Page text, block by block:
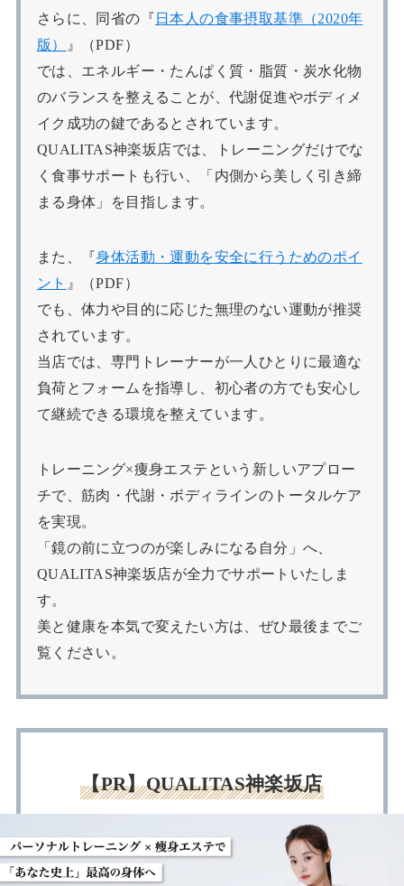
さらに、同省の『 日本人の食事摂取基準（2020年
版）
』（PDF）
では、エネルギー・たんぱく質・脂質・炭水化物
のバランスを整えることが、代謝促進やボディメ
イク成功の鍵であるとされています。
QUALITAS神楽坂店では、トレーニングだけでな
く食事サポートも行い、「内側から美しく引き締
まる身体」を目指します。
また、『身体活動・運動を安全に行うためのポイ
ント 』（PDF）
でも、体力や目的に応じた無理のない運動が推奨
されています。
当店では、専門トレーナーが一人ひとりに最適な
負荷とフォームを指導し、初心者の方でも安心し
て継続できる環境を整えています。
トレーニング×痩身エステという新しいアプロー
チで、筋肉・代謝・ボディラインのトータルケア
を実現。
「鏡の前に立つのが楽しみになる自分」へ、
QUALITAS神楽坂店が全力でサポートいたしま
す。
美と健康を本気で変えたい方は、ぜひ最後までご
覧ください。
【PR】QUALITAS神楽坂店